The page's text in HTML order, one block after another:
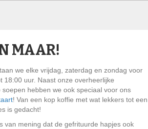
MAAR!
we elke vrijdag, zaterdag en zondag voor
18:00 uur. Naast onze overheerlijke
hebben we ook speciaal voor ons
! Van een kop koffie met wat lekkers tot een
is gedacht!
van mening dat de gefrituurde hapjes ook